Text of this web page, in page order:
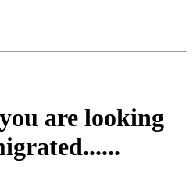
are looking